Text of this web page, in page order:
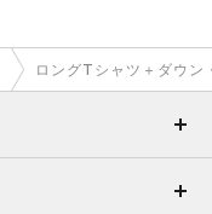
ロングTシャツ＋ダウン